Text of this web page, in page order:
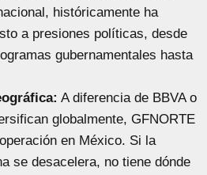
históricamente ha
a presiones políticas, desde
gubernamentales hasta
A diferencia de BBVA o
globalmente, GFNORTE
en México. Si la
se desacelera, no tiene dónde